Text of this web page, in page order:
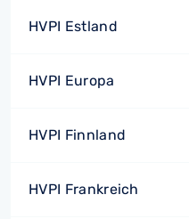
HVPI Estland
HVPI Europa
HVPI Finnland
HVPI Frankreich